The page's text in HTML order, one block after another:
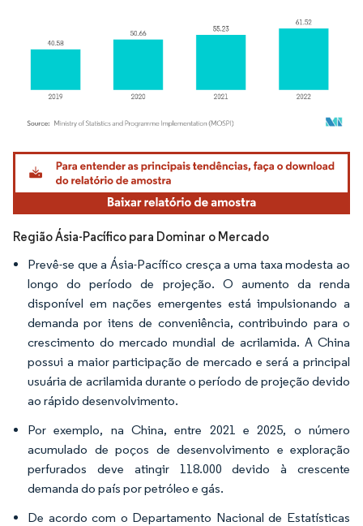
Imagem © Mordor Intelligence. O reuso requer atribuição conforme CC BY 4.0.
Região Ásia-Pacífico para Dominar o Mercado
Prevê-se que a Ásia-Pacífico cresça a uma taxa modesta ao
longo do período de projeção. O aumento da renda
disponível em nações emergentes está impulsionando a
demanda por itens de conveniência, contribuindo para o
crescimento do mercado mundial de acrilamida. A China
possui a maior participação de mercado e será a principal
usuária de acrilamida durante o período de projeção devido
ao rápido desenvolvimento.
Por exemplo, na China, entre 2021 e 2025, o número
acumulado de poços de desenvolvimento e exploração
perfurados deve atingir 118.000 devido à crescente
demanda do país por petróleo e gás.
De acordo com o Departamento Nacional de Estatísticas